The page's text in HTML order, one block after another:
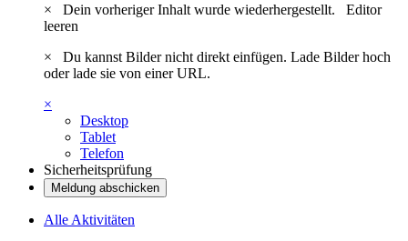
×
Dein vorheriger Inhalt wurde wiederhergestellt. Editor
leeren
×
Du kannst Bilder nicht direkt einfügen. Lade Bilder hoch
oder lade sie von einer URL.
×
Desktop
Tablet
Telefon
Sicherheitsprüfung
Meldung abschicken
Alle Aktivitäten